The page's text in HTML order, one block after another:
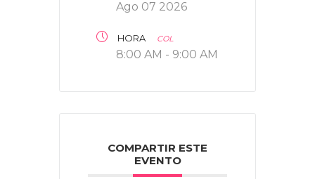
Ago 07 2026
HORA COL
8:00 AM - 9:00 AM
COMPARTIR ESTE
EVENTO